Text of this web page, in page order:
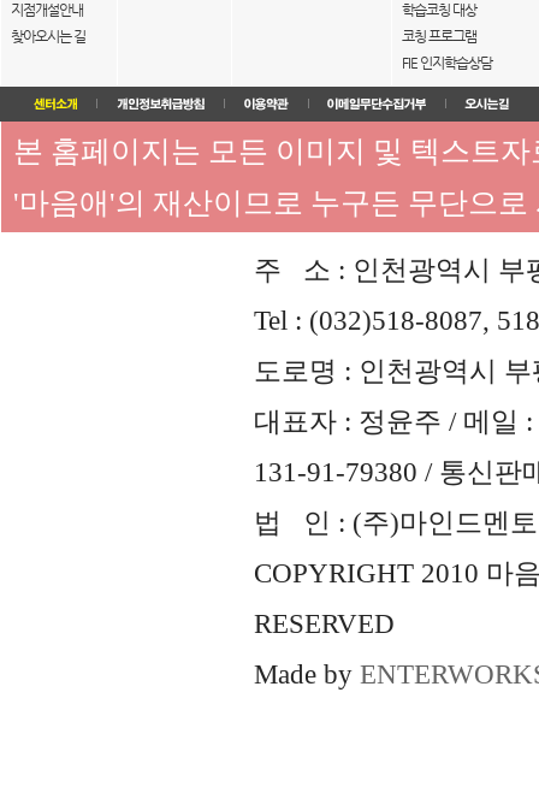
지점개설안내
찾아오시는 길
학습코칭 대상
코칭 프로그램
FIE 인지학습상담
본 홈페이지는 모든 이미지 및 텍스트
'마음애'의 재산이므로 누구든 무단으
주 소 : 인천광역시 부
Tel : (032)518-8087,
도로명 : 인천광역시
대표자 : 정윤주 / 메일 :
131-91-79380 / 통신판
법 인 : (주)마인드멘토
COPYRIGHT 2010 마
RESERVED
Made by